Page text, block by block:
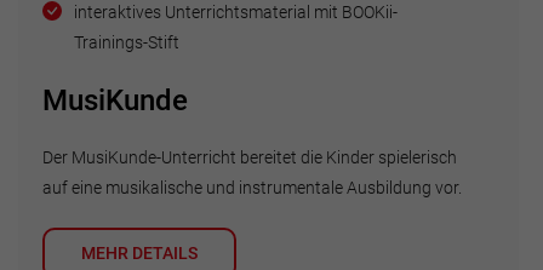
interaktives Unterrichtsmaterial mit BOOKii-
Trainings-Stift
MusiKunde
Der MusiKunde-Unterricht bereitet die Kinder spielerisch
auf eine musikalische und instrumentale Ausbildung vor.
MEHR DETAILS